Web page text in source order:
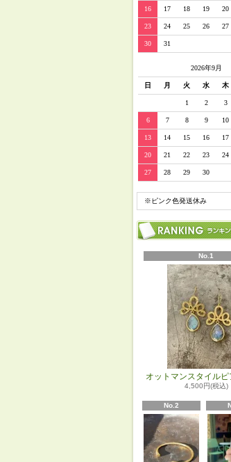
16 17 18 19 20
23 24 25 26 27
30 31
2026年9月
日 月 火 水 木
1 2 3
6 7 8 9 10
13 14 15 16 17
20 21 22 23 24
27 28 29 30
※ピンク色発送休み
No.1
オットマンスタイル
4,500円(税込)
No.2